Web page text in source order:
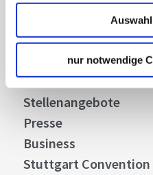
nur notwendige
Über uns
Stellenangebote
Presse
Business
Stuttgart Convention